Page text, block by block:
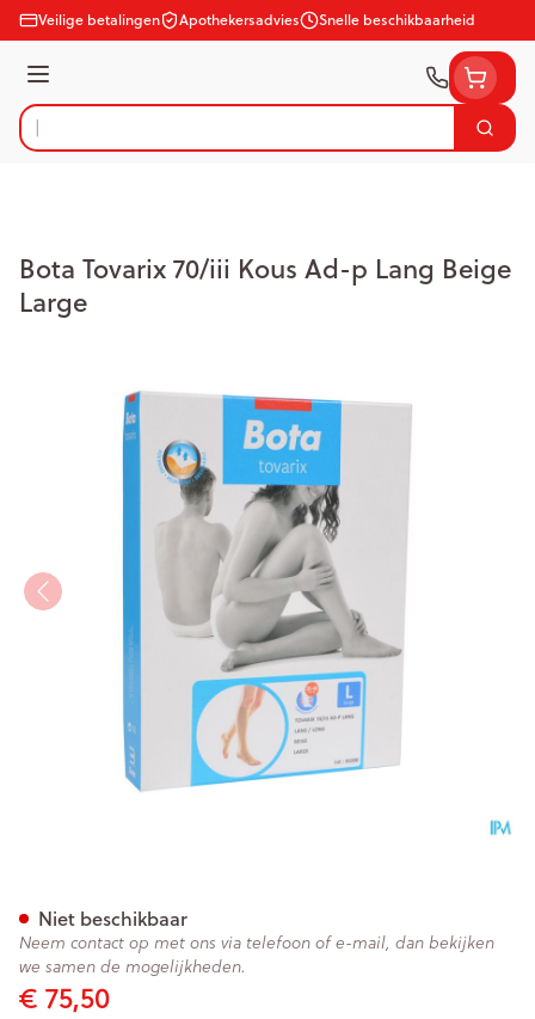
Ga naar de inhoud
Veilige betalingen Apothekersadvies Snelle beschikbaarheid
Menu
Product, merk, categorie...
Zoek
Bota Tovarix 70/iii Kous Ad-p Lang Beige
Large
€ 75,50
Niet beschikbaar
Neem contact op met ons via telefoon of e-mail, dan bekijken
we samen de mogelijkheden.